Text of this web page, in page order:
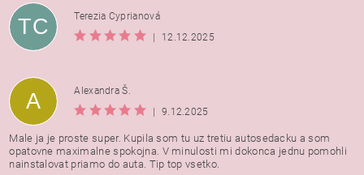
TC
Terezia Cyprianová
12.12.2025
A
Alexandra Š.
9.12.2025
Male ja je proste super. Kupila som tu uz tretiu autosedacku a som
opatovne maximalne spokojna. V minulosti mi dokonca jednu pomohli
nainstalovat priamo do auta. Tip top vsetko.